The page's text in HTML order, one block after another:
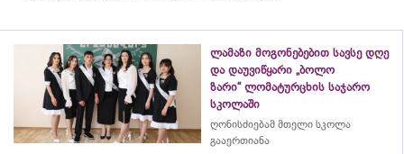
ლამაზი მოგონებებით სავსე დღე
და დაუვიწყარი „ბოლო
ზარი“ ლომატურცხის საჯარო
სკოლაში
ღონისძიებამ მთელი სკოლა
გააერთიანა